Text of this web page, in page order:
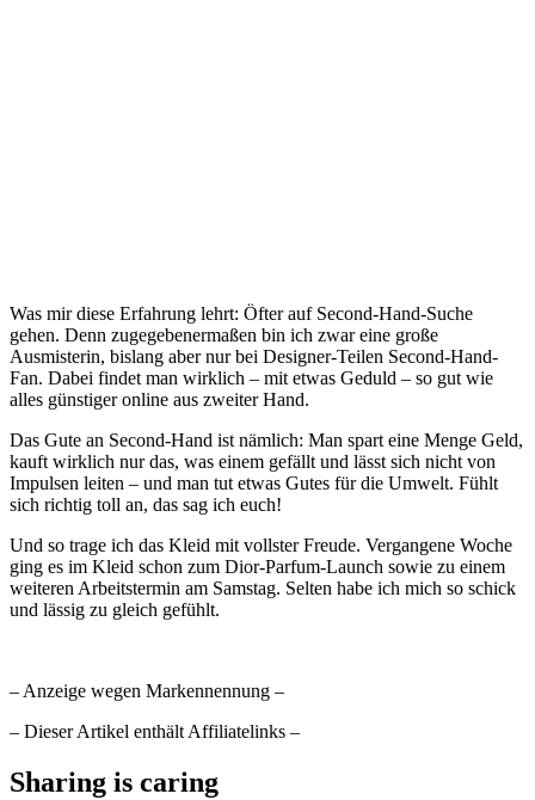
Was mir diese Erfahrung lehrt: Öfter auf Second-Hand-Suche
gehen. Denn zugegebenermaßen bin ich zwar eine große
Ausmisterin, bislang aber nur bei Designer-Teilen Second-Hand-
Fan. Dabei findet man wirklich – mit etwas Geduld – so gut wie
alles günstiger online aus zweiter Hand.
Das Gute an Second-Hand ist nämlich: Man spart eine Menge Geld,
kauft wirklich nur das, was einem gefällt und lässt sich nicht von
Impulsen leiten – und man tut etwas Gutes für die Umwelt. Fühlt
sich richtig toll an, das sag ich euch!
Und so trage ich das Kleid mit vollster Freude. Vergangene Woche
ging es im Kleid schon zum Dior-Parfum-Launch sowie zu einem
weiteren Arbeitstermin am Samstag. Selten habe ich mich so schick
und lässig zu gleich gefühlt.
– Anzeige wegen Markennennung –
– Dieser Artikel enthält Affiliatelinks –
Sharing is caring